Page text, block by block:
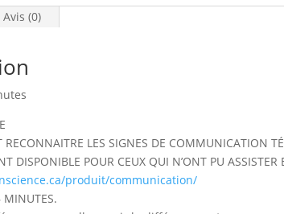
Avis (0)
LES SIGNES DE COMMUNICATION
DISPONIBLE POUR CEUX QUI N’ONT PU ASSISTER
produit/communication/
MINUTES.